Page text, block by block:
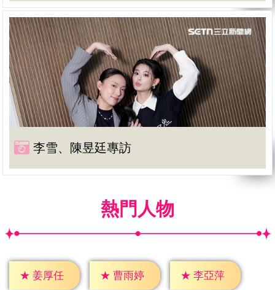
李雪、陳昱廷專訪
熱門人物
★ 姜厚任 ★ 曹雨婷 ★ 李亞萍